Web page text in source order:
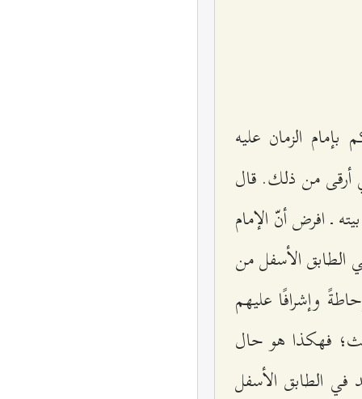
الزمان عليه
أرقى من ذلك. قال
ـ افرض أنّ الإمام
الطابق الأسفل من
وإشرافًا عليهم
فهكذا هو حال
في الطابق الأسفل